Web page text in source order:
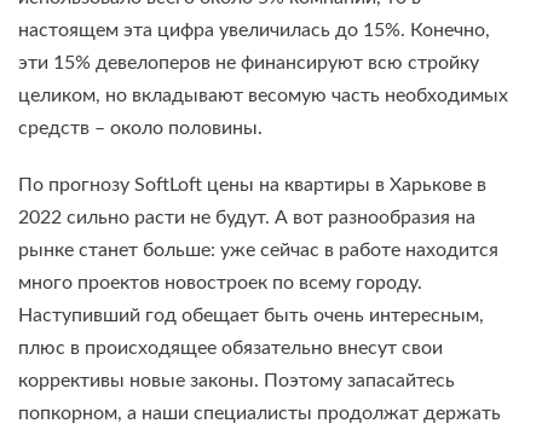
настоящем эта цифра увеличилась до 15%. Конечно,
эти 15% девелоперов не финансируют всю стройку
целиком, но вкладывают весомую часть необходимых
средств – около половины.
По прогнозу SoftLoft цены на квартиры в Харькове в
2022 сильно расти не будут. А вот разнообразия на
рынке станет больше: уже сейчас в работе находится
много проектов новостроек по всему городу.
Наступивший год обещает быть очень интересным,
плюс в происходящее обязательно внесут свои
коррективы новые законы. Поэтому запасайтесь
попкорном, а наши специалисты продолжат держать